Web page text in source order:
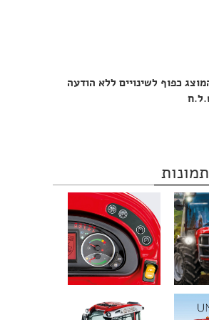
כפוף לשינויים ללא הודעה